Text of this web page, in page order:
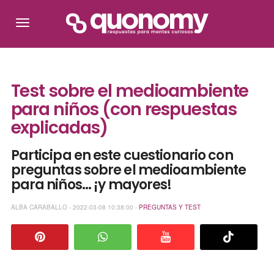
Test sobre el medioambiente
para niños (con respuestas
explicadas)
Participa en este cuestionario con
preguntas sobre el medioambiente
para niños... ¡y mayores!
ALBA CARABALLO - 2022-03-08 10:38:00 - PREGUNTAS Y TEST